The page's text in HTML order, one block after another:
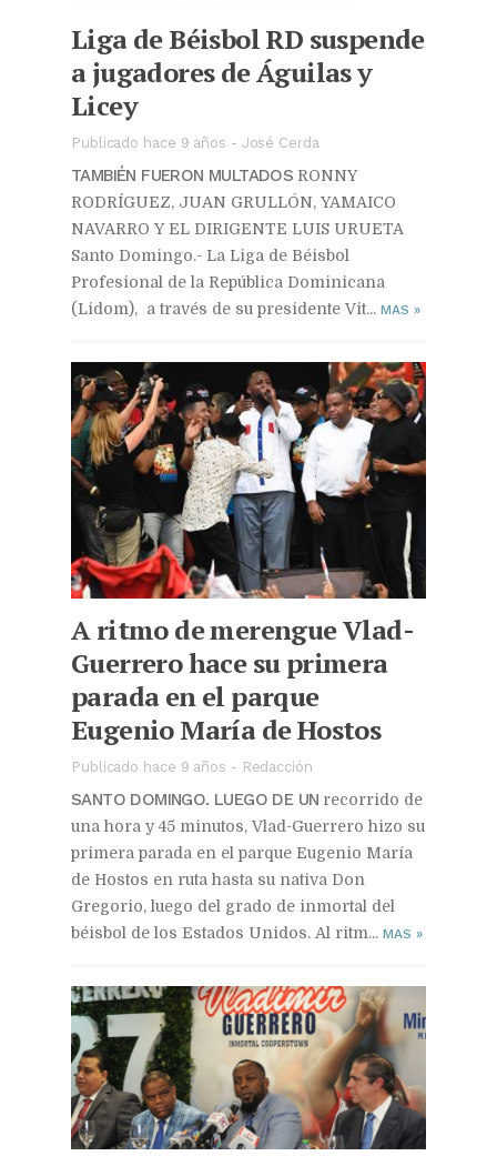
Liga de Béisbol RD suspende
a jugadores de Águilas y
Licey
Publicado hace 9 años - José Cerda
TAMBIÉN FUERON MULTADOS RONNY
RODRÍGUEZ, JUAN GRULLÓN, YAMAICO
NAVARRO Y EL DIRIGENTE LUIS URUETA
Santo Domingo.- La Liga de Béisbol
Profesional de la República Dominicana
(Lidom), a través de su presidente Vit... MAS »
A ritmo de merengue Vlad-
Guerrero hace su primera
parada en el parque
Eugenio María de Hostos
Publicado hace 9 años - Redacción
SANTO DOMINGO. LUEGO DE UN recorrido de
una hora y 45 minutos, Vlad-Guerrero hizo su
primera parada en el parque Eugenio María
de Hostos en ruta hasta su nativa Don
Gregorio, luego del grado de inmortal del
béisbol de los Estados Unidos. Al ritm... MAS »